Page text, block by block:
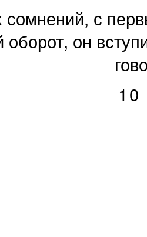
сомнений, с
он